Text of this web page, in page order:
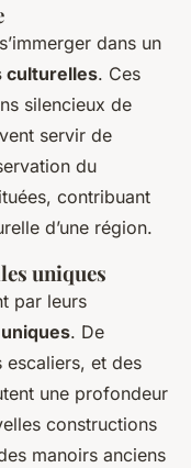
dans un
culturelles. Ces
silencieux de
servir de
du
contribuant
d’une région.
uniques
par leurs
. De
escaliers, et des
une profondeur
constructions
manoirs anciens